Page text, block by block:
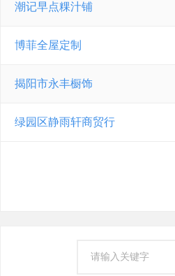
潮记早点粿汁铺
博菲全屋定制
揭阳市永丰橱饰
绿园区静雨轩商贸行